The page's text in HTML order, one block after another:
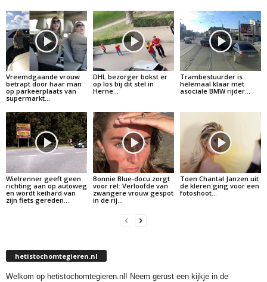
Vreemdgaande vrouw
betrapt door haar man
op parkeerplaats van
supermarkt…
DHL bezorger bokst er
op los bij dit stel in
Herne…
Trambestuurder is
helemaal klaar met
asociale BMW rijder…
Wielrenner geeft geen
richting aan op autoweg
en wordt keihard van
zijn fiets gereden…
Bonnie Blue-docu zorgt
voor rel: Verloofde van
zwangere vrouw gespot
in de rij…
Toen Chantal Janzen uit
de kleren ging voor een
fotoshoot…
hetistochomtegieren.nl
Welkom op hetistochomtegieren.nl! Neem gerust een kijkje in de